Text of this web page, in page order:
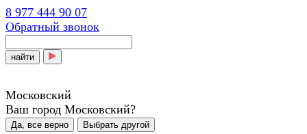
8 977 444 90 07
Обратный звонок
найти
Московский
Ваш город Московский?
Да, все верно Выбрать другой